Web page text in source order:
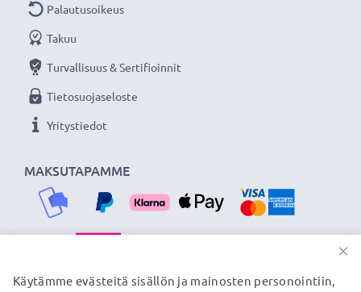
MAKSUTAPAMME
Palautusoikeus
Takuu
Turvallisuus & Sertifioinnit
Tietosuojaseloste
Yritystiedot
TOIMITUSKUMPPANIMME
×
Käytämme evästeitä sisällön ja mainosten personointiin,